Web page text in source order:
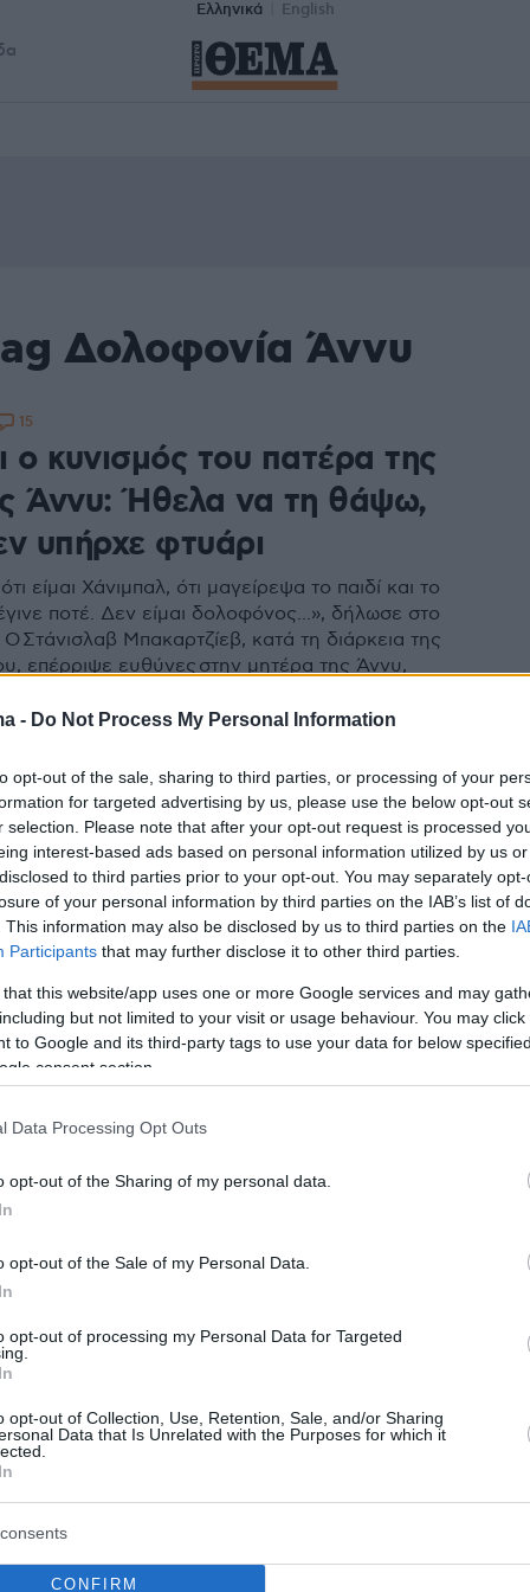
- Do Not Process My Personal Information
opt-out of the sale, sharing to third parties, or processing of your
for targeted advertising by us, please use the below opt-out
selection. Please note that after your opt-out request is processed
interest-based ads based on personal information utilized by us
to third parties prior to your opt-out. You may separately
of your personal information by third parties on the IAB’s list of
This information may also be disclosed by us to third parties on the
Participants that may further disclose it to other third parties.
that this website/app uses one or more Google services and may
but not limited to your visit or usage behaviour. You may
to Google and its third-party tags to use your data for below
consent section.
Data Processing Opt Outs
opt-out of the Sharing of my personal data.
opt-out of the Sale of my Personal Data.
opt-out of processing my Personal Data for Targeted
opt-out of Collection, Use, Retention, Sale, and/or Sharing
Data that Is Unrelated with the Purposes for which it
CONFIRM
Ελληνικά English
Δολοφονία Άννυ
ο κυνισμός του πατέρα της
Άννυ: Ήθελα να τη θάψω,
υπήρχε φτυάρι
είμαι Χάνιμπαλ, ότι μαγείρεψα το παιδί και το
ποτέ. Δεν είμαι δολοφόνος...», δήλωσε στο
Ο Στάνισλαβ Μπακαρτζίεβ, κατά τη διάρκεια της
επέρριψε ευθύνες στην μητέρα της Άννυ,
15
Άννυ: Δεν αποκλείεται να
όταν την τεμάχισε ο
της, λέει ο ιατροδικαστής
εντόπισαν οι αστυνομικοί το DNA της Άννυ
την κόρη μου, την
είπε και στο Εφετείο ο
της μικρής Άννυ
η δίκη σε δεύτερο βαθμό για τη φρικτή υπόθεση
4χρονης